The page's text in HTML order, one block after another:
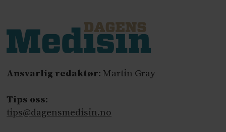
Ansvarlig redaktør: Martin Gray
Tips oss:
tips@dagensmedisin.no